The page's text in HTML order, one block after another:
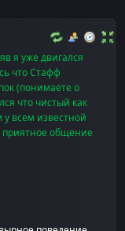
относится Я
я уже двигался
что Стафф
(понимаете о
что чистый как
у всем известной
приятное общение